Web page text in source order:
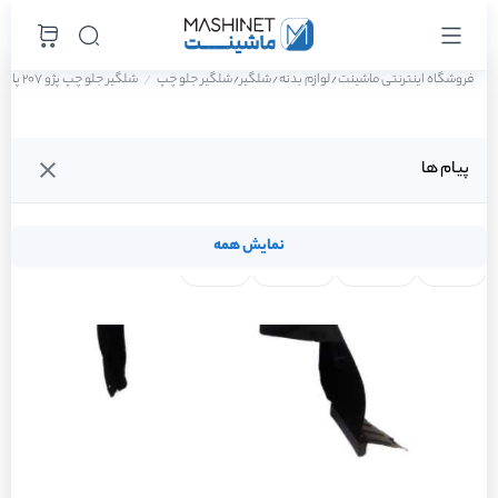
پیام ها
نمایش همه
فروشگاه اینترنتی ماشینت/لوازم بدنه/شلگیر/شلگیر جلو چپ شلگیر جلو چپ پژو 207 پانوراما اتوماتیک TU5P سال 1401